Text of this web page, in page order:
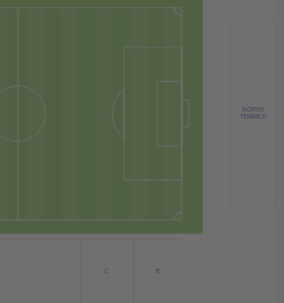
NORTH
TERRACE
B
C